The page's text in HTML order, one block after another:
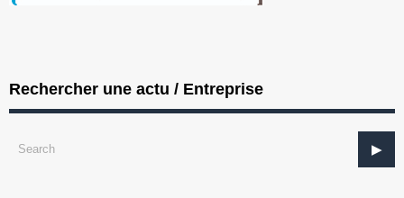
Rechercher une actu / Entreprise